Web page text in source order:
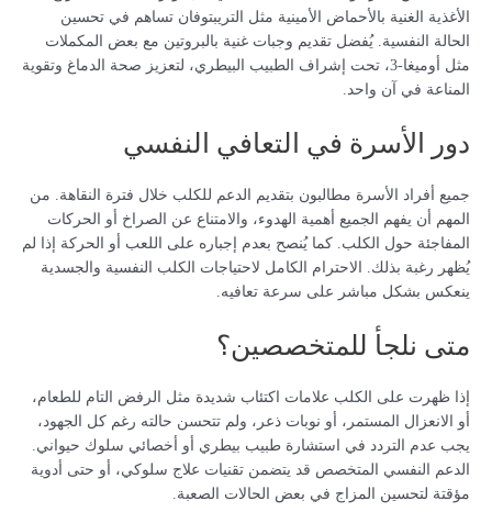
الأغذية الغنية بالأحماض الأمينية مثل التريبتوفان تساهم في تحسين
الحالة النفسية. يُفضل تقديم وجبات غنية بالبروتين مع بعض المكملات
مثل أوميغا-3، تحت إشراف الطبيب البيطري، لتعزيز صحة الدماغ وتقوية
المناعة في آن واحد.
دور الأسرة في التعافي النفسي
جميع أفراد الأسرة مطالبون بتقديم الدعم للكلب خلال فترة النقاهة. من
المهم أن يفهم الجميع أهمية الهدوء، والامتناع عن الصراخ أو الحركات
المفاجئة حول الكلب. كما يُنصح بعدم إجباره على اللعب أو الحركة إذا لم
يُظهر رغبة بذلك. الاحترام الكامل لاحتياجات الكلب النفسية والجسدية
ينعكس بشكل مباشر على سرعة تعافيه.
متى نلجأ للمتخصصين؟
إذا ظهرت على الكلب علامات اكتئاب شديدة مثل الرفض التام للطعام،
أو الانعزال المستمر، أو نوبات ذعر، ولم تتحسن حالته رغم كل الجهود،
يجب عدم التردد في استشارة طبيب بيطري أو أخصائي سلوك حيواني.
الدعم النفسي المتخصص قد يتضمن تقنيات علاج سلوكي، أو حتى أدوية
مؤقتة لتحسين المزاج في بعض الحالات الصعبة.